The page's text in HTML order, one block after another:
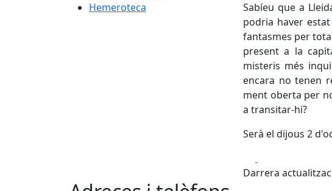
Hemeroteca
Sabíeu que a
podria haver
fantasmes per
present a la
misteris més
encara no tenen
ment oberta per
a transitar-hi?
Serà el dijous 2
Darrera